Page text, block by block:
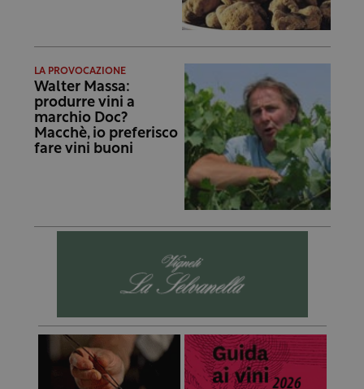
LA PROVOCAZIONE
Walter Massa:
produrre vini a
marchio Doc?
Macchè, io preferisco
fare vini buoni